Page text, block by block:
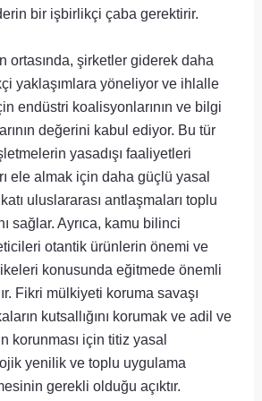
bir işbirlikçi çaba gerektirir.
ortasında, şirketler giderek daha
yaklaşımlara yöneliyor ve ihlalle
endüstri koalisyonlarının ve bilgi
değerini kabul ediyor. Bu tür
yasadışı faaliyetleri
ele almak için daha güçlü yasal
uluslararası antlaşmaları toplu
sağlar. Ayrıca, kamu bilinci
otantik ürünlerin önemi ve
konusunda eğitmede önemli
Fikri mülkiyeti koruma savaşı
kutsallığını korumak ve adil ve
korunması için titiz yasal
yenilik ve toplu uygulama
gerekli olduğu açıktır.